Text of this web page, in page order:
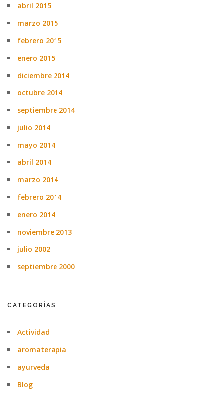
abril 2015
marzo 2015
febrero 2015
enero 2015
diciembre 2014
octubre 2014
septiembre 2014
julio 2014
mayo 2014
abril 2014
marzo 2014
febrero 2014
enero 2014
noviembre 2013
julio 2002
septiembre 2000
CATEGORÍAS
Actividad
aromaterapia
ayurveda
Blog